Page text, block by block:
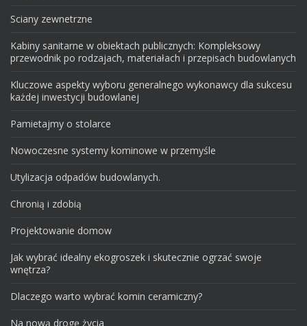
Sciany zewnetrzne
Kabiny sanitarne w obiektach publicznych: Kompleksowy
przewodnik po rodzajach, materiałach i przepisach budowlanych
Kluczowe aspekty wyboru generalnego wykonawcy dla sukcesu
każdej inwestycji budowlanej
Pamietajmy o stolarce
Nowoczesne systemy kominowe w przemyśle
Utylizacja odpadów budowlanych.
Chronią i zdobią
Projektowanie domow
Jak wybrać idealny ekogroszek i skutecznie ogrzać swoje
wnętrza?
Dlaczego warto wybrać komin ceramiczny?
Na nową drogę życia